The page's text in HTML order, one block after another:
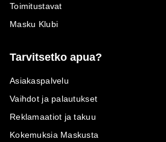
Toimitustavat
Masku Klubi
Tarvitsetko apua?
Asiakaspalvelu
Vaihdot ja palautukset
Reklamaatiot ja takuu
Kokemuksia Maskusta